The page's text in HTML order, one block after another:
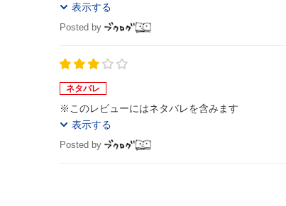
表示する
Posted by
ネタバレ
※このレビューにはネタバレを含みます
表示する
Posted by